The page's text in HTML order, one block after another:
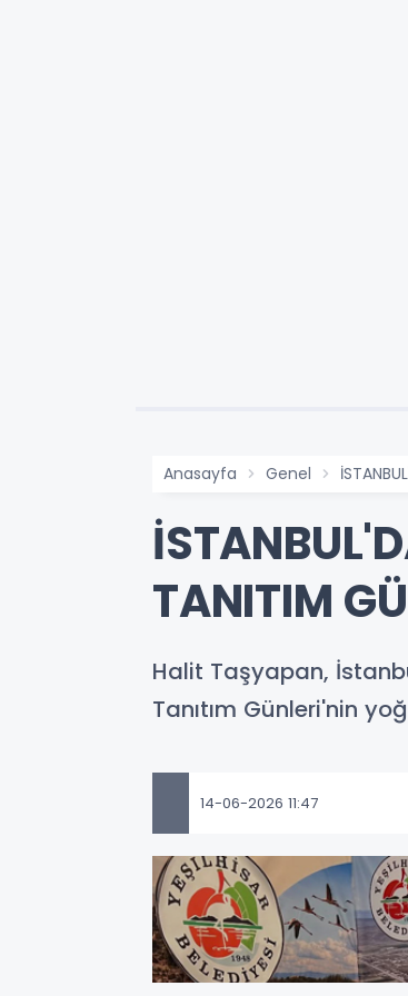
Anasayfa Genel
TANITIM
Halit Taşyapan,
Tanıtım Günleri'nin
14-06-2026 11:47